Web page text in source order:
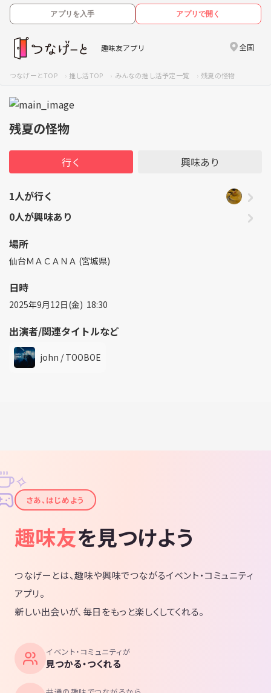
アプリを入手 アプリで開く
趣味友アプリ 全国
つなげーとTOP 推し活TOP みんなの推し活予定一覧 残夏の怪物
残夏の怪物
行く 興味あり
1人が行く
0人が興味あり
場所
仙台ＭＡＣＡＮＡ (宮城県)
日時
2025年9月12日(金) 18:30
出演者/関連タイトルなど
john / TOOBOE
✦
✧
さあ、はじめよう
趣味友を見つけよう
つなげーとは、趣味や興味でつながるイベント・コミュニティ
アプリ。
新しい出会いが、毎日をもっと楽しくしてくれる。
イベント・コミュニティが
見つかる・つくれる